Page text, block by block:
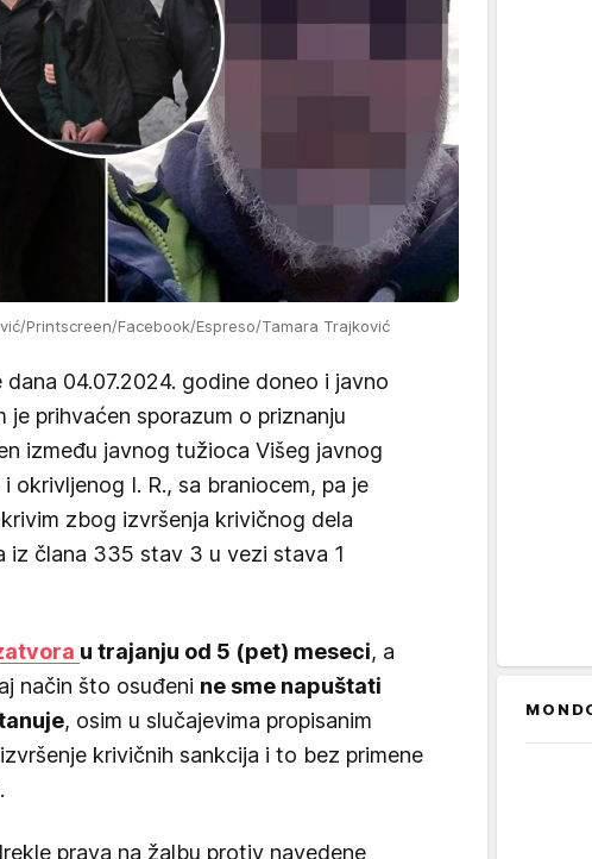
Printscreen/Facebook/Espreso/Tamara Trajković
04.07.2024. godine doneo i javno
je prihvaćen sporazum o priznanju
između javnog tužioca Višeg javnog
okrivljenog I. R., sa braniocem, pa je
zbog izvršenja krivičnog dela
iz člana 335 stav 3 u vezi stava 1
u trajanju od 5 (pet) meseci, a
način što osuđeni ne sme napuštati
, osim u slučajevima propisanim
krivičnih sankcija i to bez primene
prava na žalbu protiv navedene